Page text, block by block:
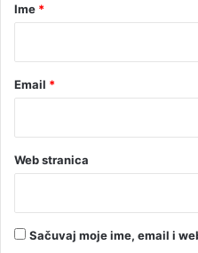
rIme *
Email *
Web stranica
Sačuvaj moje ime, email i